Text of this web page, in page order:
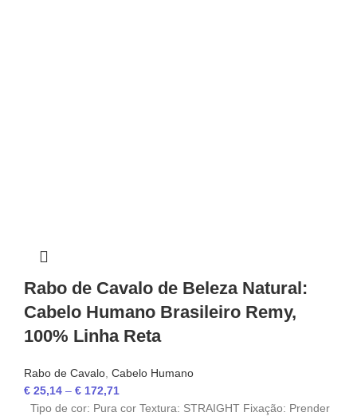
Rabo de Cavalo de Beleza Natural:
Cabelo Humano Brasileiro Remy,
100% Linha Reta
Rabo de Cavalo, Cabelo Humano
€ 25,14 – € 172,71
Tipo de cor: Pura cor Textura: STRAIGHT Fixação: Prender